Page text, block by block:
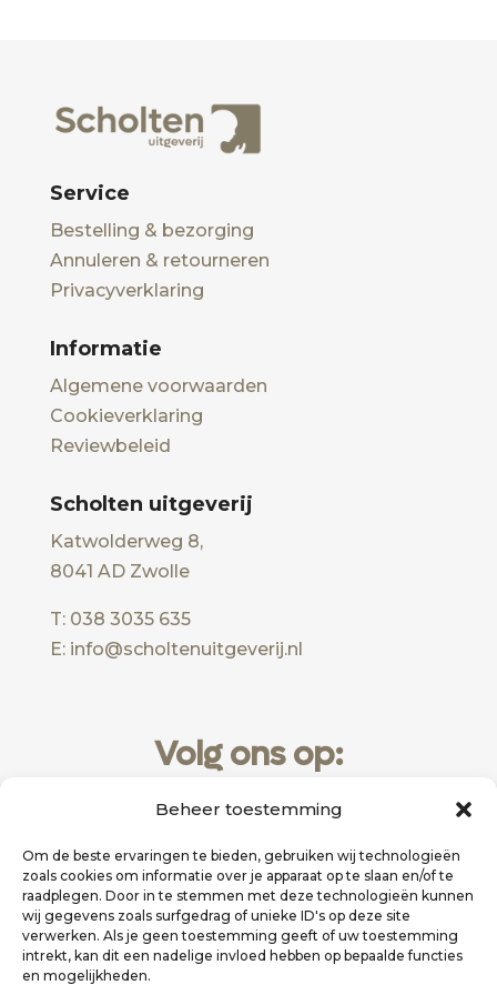
Beheer toestemming
Om de beste ervaringen te bieden, gebruiken wij technologieën
zoals cookies om informatie over je apparaat op te slaan en/of te
raadplegen. Door in te stemmen met deze technologieën kunnen
wij gegevens zoals surfgedrag of unieke ID's op deze site
verwerken. Als je geen toestemming geeft of uw toestemming
intrekt, kan dit een nadelige invloed hebben op bepaalde functies
en mogelijkheden.
Service
Bestelling & bezorging
Annuleren & retourneren
Privacyverklaring
Informatie
Algemene voorwaarden
Cookieverklaring
Reviewbeleid
Scholten uitgeverij
Katwolderweg 8,
8041 AD Zwolle
T: 038 3035 635
E: info@scholtenuitgeverij.nl
Volg ons op: